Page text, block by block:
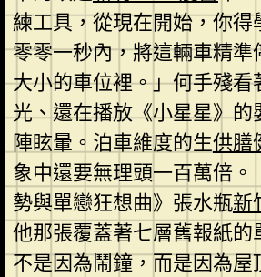
練工具，從現在開始，你
零零一秒內，將這輛車精準
大小的車位裡。」何手殘看
光、還在播放《小星星》的
陣眩暈。泊車維度的生供膳
象中還要無理頭一百萬倍
勢與單戀狂想曲》張水瓶新
他那張覆蓋著七層舊報紙的
不是因為鬧鐘，而是因為屋